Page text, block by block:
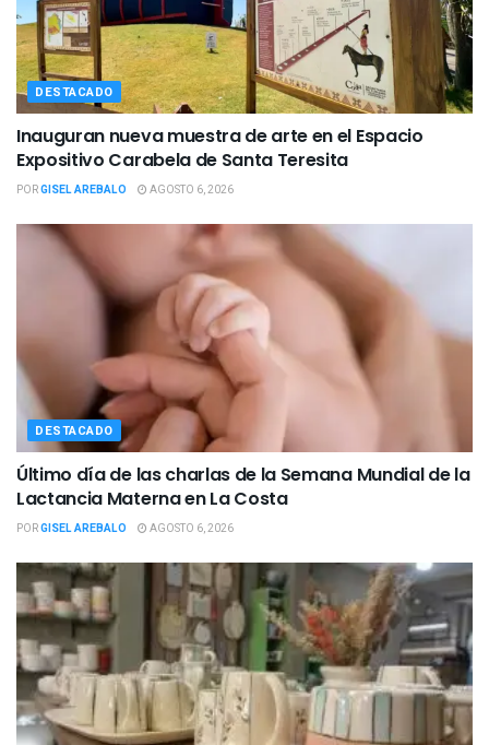
DESTACADO
Inauguran nueva muestra de arte en el Espacio
Expositivo Carabela de Santa Teresita
PORGISEL AREBALO AGOSTO 6, 2026
DESTACADO
Último día de las charlas de la Semana Mundial de la
Lactancia Materna en La Costa
PORGISEL AREBALO AGOSTO 6, 2026